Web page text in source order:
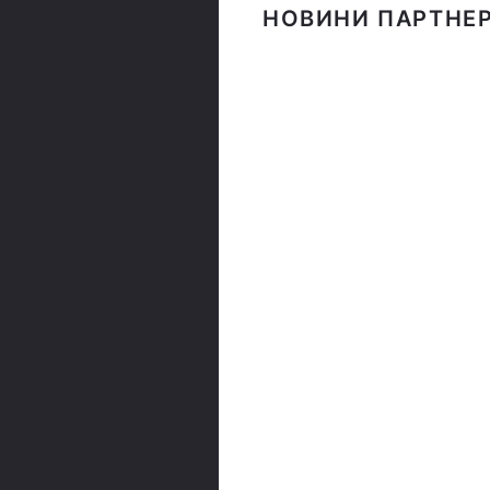
НОВИНИ